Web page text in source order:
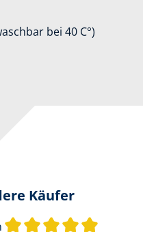
bei 40 C°)
Käufer